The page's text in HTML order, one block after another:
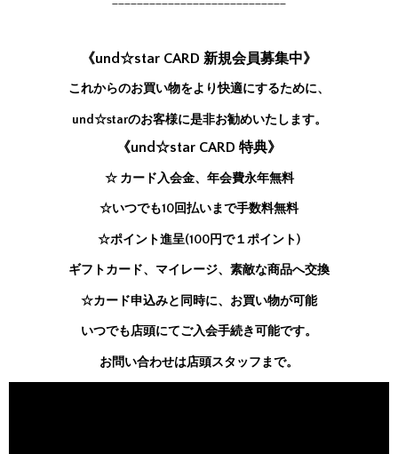
《und☆star CARD 新規会員募集中》
これからのお買い物をより快適にするために、
und☆starのお客様に是非お勧めいたします。
《und☆star CARD 特典》
☆ カード入会金、年会費永年無料
☆いつでも10回払いまで手数料無料
☆ポイント進呈(100円で１ポイント)
ギフトカード、マイレージ、素敵な商品へ交換
☆カード申込みと同時に、お買い物が可能
いつでも店頭にてご入会手続き可能です。
お問い合わせは店頭スタッフまで。